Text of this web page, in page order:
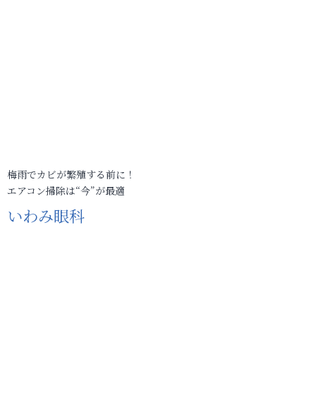
梅雨でカビが繁殖する前に！
エアコン掃除は“今”が最適
いわみ眼科